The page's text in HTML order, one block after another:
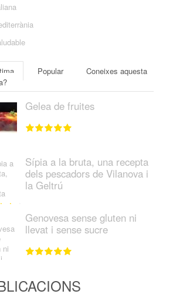
Popular
Coneixes aquesta
Gelea de fruites
Sípia a la bruta, una recepta
dels pescadors de Vilanova i
la Geltrú
Genovesa sense gluten ni
llevat i sense sucre